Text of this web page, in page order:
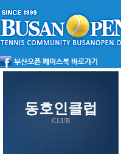
동호인클럽
CLUB